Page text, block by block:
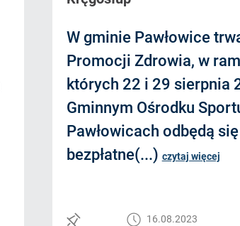
W gminie Pawłowice
Promocji Zdrowia, w
których 22 i 29 sierpnia
Gminnym Ośrodku
Pawłowicach odbędą się
bezpłatne(...) czytaj więcej
16.08.2023